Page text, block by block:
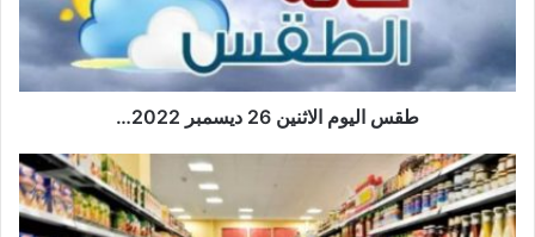
طقس اليوم الاثنين 26 ديسمبر 2022…
وزيرة
التّجارة:
زيادة